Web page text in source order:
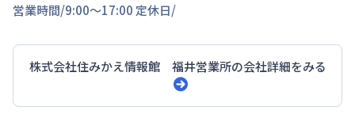
営業時間/9:00～17:00 定休日/
株式会社住みかえ情報館 福井営業所の会社詳細をみる